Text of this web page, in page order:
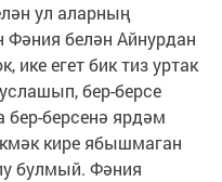
ул аларның
Фәния белән Айнурдан
ике егет бик тиз уртак
бер-берсе
берсенә ярдәм
кире ябышмаган
булмый. Фәния